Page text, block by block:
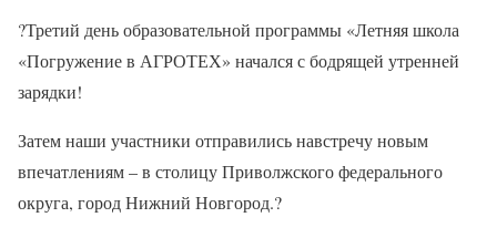
?Третий день образовательной программы «Летняя школа
«Погружение в АГРОТЕХ» начался с бодрящей утренней
зарядки!
Затем наши участники отправились навстречу новым
впечатлениям – в столицу Приволжского федерального
округа, город Нижний Новгород.?